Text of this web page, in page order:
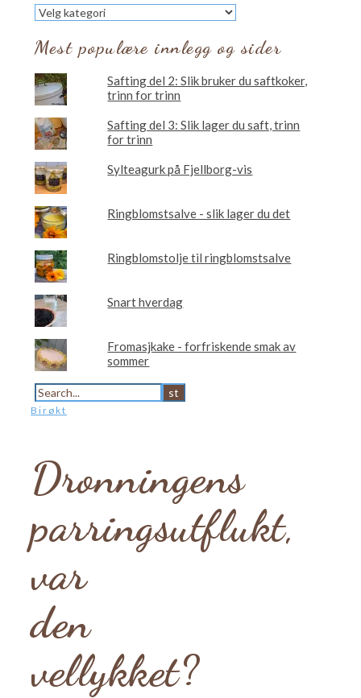
Hva
vil
du
lese
Mest populære innlegg og sider
Safting del 2: Slik bruker du saftkoker,
trinn for trinn
Safting del 3: Slik lager du saft, trinn
for trinn
Sylteagurk på Fjellborg-vis
Ringblomstsalve - slik lager du det
Ringblomstolje til ringblomstsalve
Snart hverdag
Fromasjkake - forfriskende smak av
sommer
Birøkt
Dronningens
parringsutflukt,
var
den
vellykket?